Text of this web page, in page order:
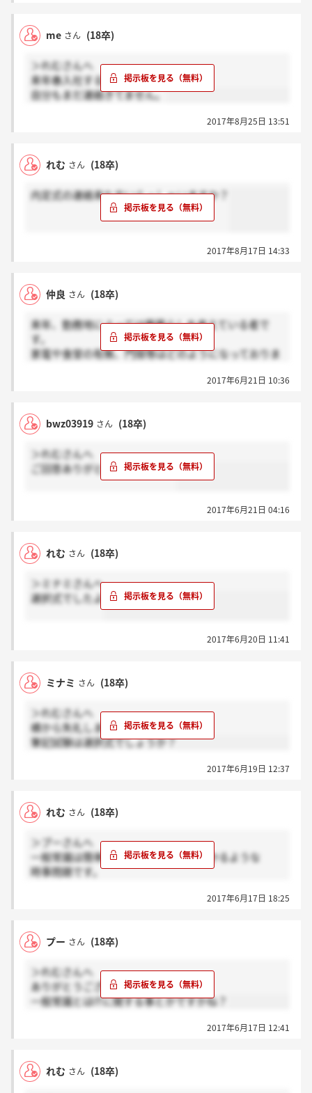
me さん (18卒)
＞れむさんへ
来年春入社する者です。
自分もまだ連絡きてません。
2017年8月25日 13:51
れむ さん (18卒)
内定式の連絡来た方いらっしゃいますか？
2017年8月17日 14:33
仲良 さん (18卒)
来年、勤務地によっては寮暮らしを考えている者で
す。
家電や食堂の有無、門限等はどのようになっておりま
2017年6月21日 10:36
bwz03919 さん (18卒)
＞れむさんへ
ご回答ありがとうございます。
2017年6月21日 04:16
れむ さん (18卒)
＞ミナミさんへ
選択式でしたよ
2017年6月20日 11:41
ミナミ さん (18卒)
＞れむさんへ
横から失礼します。
筆記試験は選択式でしょうか？
2017年6月19日 12:37
れむ さん (18卒)
＞プーさんへ
一般常識は簡単な計算問題や誰でも分かるような
時事問題です。
セキュリティ分野の問題以外はそれほど難しくありま
あとはNTT東日本グループに関する問題(NTT東日本グ
ループが保守している電柱の数やNTTビル数)が
それほど気張らなくても大丈夫だと思います。
2017年6月17日 18:25
プー さん (18卒)
＞れむさんへ
ありがとうございます！
一般常識とはITに関する事とかですかね？
2017年6月17日 12:41
れむ さん (18卒)